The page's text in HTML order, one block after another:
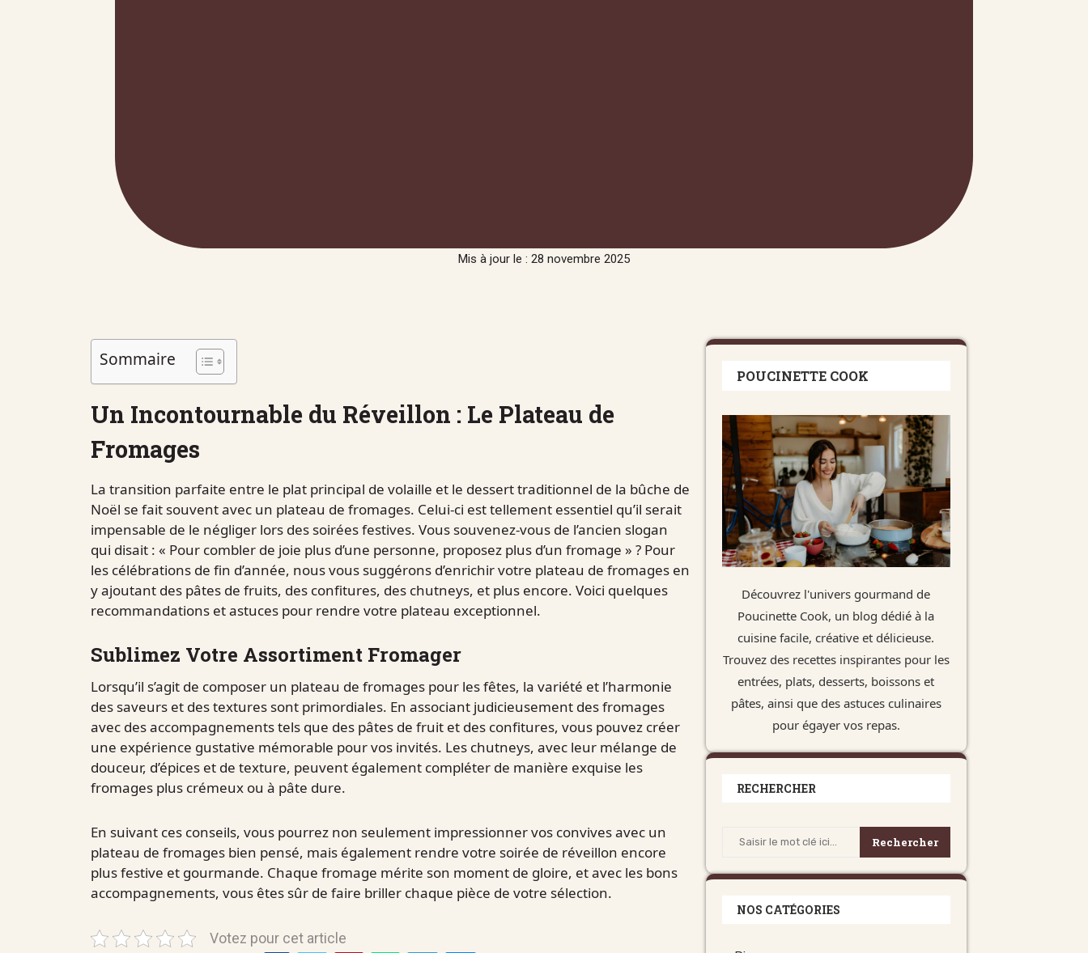
Mis à jour le : 28 novembre 2025
Sommaire
Un Incontournable du Réveillon : Le Plateau de
Fromages
La transition parfaite entre le plat principal de volaille et le dessert traditionnel de la bûche de
Noël se fait souvent avec un plateau de fromages. Celui-ci est tellement essentiel qu’il serait
impensable de le négliger lors des soirées festives. Vous souvenez-vous de l’ancien slogan
qui disait : « Pour combler de joie plus d’une personne, proposez plus d’un fromage » ? Pour
les célébrations de fin d’année, nous vous suggérons d’enrichir votre plateau de fromages en
y ajoutant des pâtes de fruits, des confitures, des chutneys, et plus encore. Voici quelques
recommandations et astuces pour rendre votre plateau exceptionnel.
Sublimez Votre Assortiment Fromager
Lorsqu’il s’agit de composer un plateau de fromages pour les fêtes, la variété et l’harmonie
des saveurs et des textures sont primordiales. En associant judicieusement des fromages
avec des accompagnements tels que des pâtes de fruit et des confitures, vous pouvez créer
une expérience gustative mémorable pour vos invités. Les chutneys, avec leur mélange de
douceur, d’épices et de texture, peuvent également compléter de manière exquise les
fromages plus crémeux ou à pâte dure.
En suivant ces conseils, vous pourrez non seulement impressionner vos convives avec un
plateau de fromages bien pensé, mais également rendre votre soirée de réveillon encore
plus festive et gourmande. Chaque fromage mérite son moment de gloire, et avec les bons
accompagnements, vous êtes sûr de faire briller chaque pièce de votre sélection.
Votez pour cet article
POUCINETTE COOK
Découvrez l'univers gourmand de
Poucinette Cook, un blog dédié à la
cuisine facile, créative et délicieuse.
Trouvez des recettes inspirantes pour les
entrées, plats, desserts, boissons et
pâtes, ainsi que des astuces culinaires
pour égayer vos repas.
RECHERCHER
Rechercher
NOS CATÉGORIES